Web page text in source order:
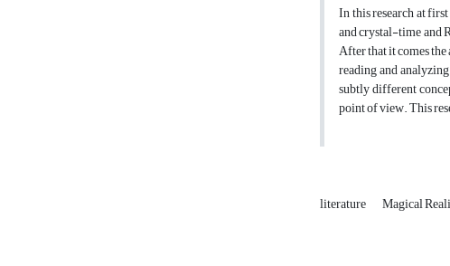
In this research at
and crystal-time and
After that it comes
reading and
subtly different
point of view. This
literature Magical